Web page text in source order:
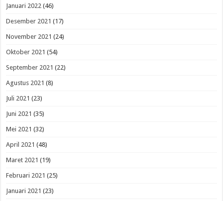
Januari 2022 (46)
Desember 2021 (17)
November 2021 (24)
Oktober 2021 (54)
September 2021 (22)
Agustus 2021 (8)
Juli 2021 (23)
Juni 2021 (35)
Mei 2021 (32)
April 2021 (48)
Maret 2021 (19)
Februari 2021 (25)
Januari 2021 (23)